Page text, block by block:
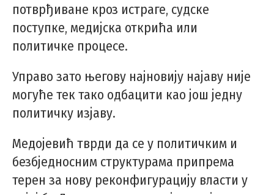
потврђиване кроз истраге, судске
поступке, медијска открића или
политичке процесе.
Управо зато његову најновију најаву није
могуће тек тако одбацити као још једну
политичку изјаву.
Медојевић тврди да се у политичким и
безбједносним структурама припрема
терен за нову реконфигурацију власти у